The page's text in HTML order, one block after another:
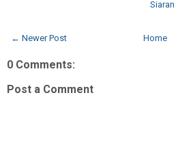
Siaran
← Newer Post Home
0 Comments:
Post a Comment